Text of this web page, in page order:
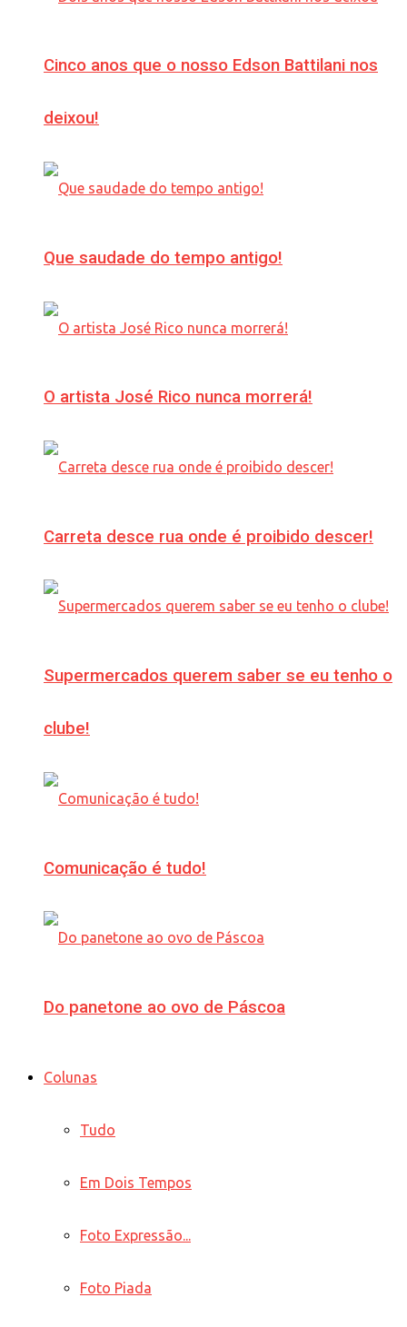
Cinco anos que o nosso Edson Battilani nos
deixou!
Que saudade do tempo antigo!
O artista José Rico nunca morrerá!
Carreta desce rua onde é proibido descer!
Supermercados querem saber se eu tenho o
clube!
Comunicação é tudo!
Do panetone ao ovo de Páscoa
Colunas
Tudo
Em Dois Tempos
Foto Expressão...
Foto Piada